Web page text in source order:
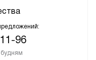
96